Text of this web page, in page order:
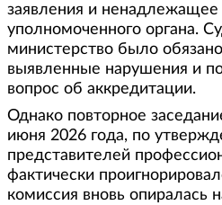
заявления и
уполномоченного органа.
министерство было
выявленные нарушения и
вопрос об аккредитации.
Однако повторное
июня 2026 года, по
представителей
фактически
комиссия вновь опиралась